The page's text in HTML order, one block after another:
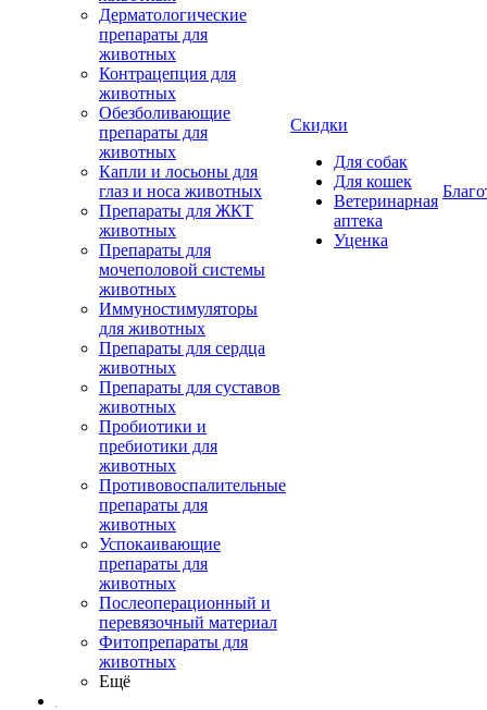
Дерматологические
препараты для
животных
Контрацепция для
животных
Обезболивающие
препараты для
животных
Капли и лосьоны для
глаз и носа животных
Препараты для ЖКТ
животных
Препараты для
мочеполовой системы
животных
Иммуностимуляторы
для животных
Препараты для сердца
животных
Препараты для суставов
животных
Пробиотики и
пребиотики для
животных
Противовоспалительные
препараты для
животных
Успокаивающие
препараты для
животных
Послеоперационный и
перевязочный материал
Фитопрепараты для
животных
Ещё
Скидки
Для собак
Для кошек
Ветеринарная
аптека
Уценка